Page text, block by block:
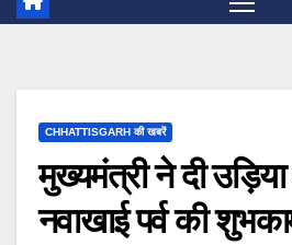
CHHATTISGARH की खबरें
मुख्यमंत्री ने दी
नवाखाई पर्व की